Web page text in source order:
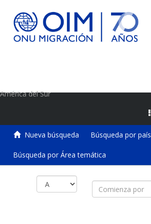
América del Sur
Nueva búsqueda Búsqueda por país
Búsqueda por Área temática